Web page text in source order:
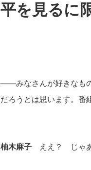
平を見るに
――みなさんが好きなも
だろうとは思います。番
柚木麻子 ええ？ じゃ